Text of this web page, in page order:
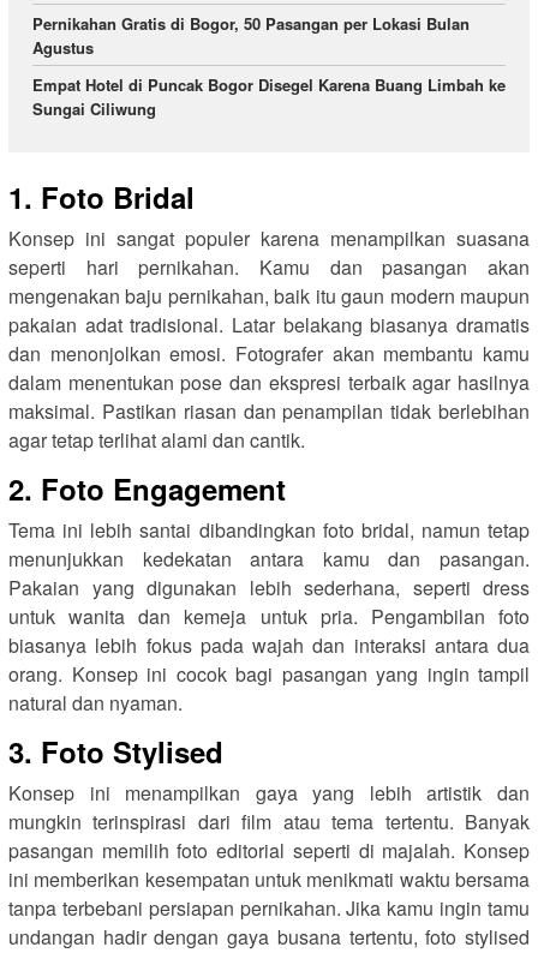
Pernikahan Gratis di Bogor, 50 Pasangan per Lokasi Bulan
Agustus
Empat Hotel di Puncak Bogor Disegel Karena Buang Limbah ke
Sungai Ciliwung
1. Foto Bridal
Konsep ini sangat populer karena menampilkan suasana
seperti hari pernikahan. Kamu dan pasangan akan
mengenakan baju pernikahan, baik itu gaun modern maupun
pakaian adat tradisional. Latar belakang biasanya dramatis
dan menonjolkan emosi. Fotografer akan membantu kamu
dalam menentukan pose dan ekspresi terbaik agar hasilnya
maksimal. Pastikan riasan dan penampilan tidak berlebihan
agar tetap terlihat alami dan cantik.
2. Foto Engagement
Tema ini lebih santai dibandingkan foto bridal, namun tetap
menunjukkan kedekatan antara kamu dan pasangan.
Pakaian yang digunakan lebih sederhana, seperti dress
untuk wanita dan kemeja untuk pria. Pengambilan foto
biasanya lebih fokus pada wajah dan interaksi antara dua
orang. Konsep ini cocok bagi pasangan yang ingin tampil
natural dan nyaman.
3. Foto Stylised
Konsep ini menampilkan gaya yang lebih artistik dan
mungkin terinspirasi dari film atau tema tertentu. Banyak
pasangan memilih foto editorial seperti di majalah. Konsep
ini memberikan kesempatan untuk menikmati waktu bersama
tanpa terbebani persiapan pernikahan. Jika kamu ingin tamu
undangan hadir dengan gaya busana tertentu, foto stylised